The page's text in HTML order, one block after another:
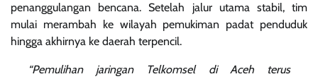
penanggulangan bencana. Setelah jalur utama stabil, tim
mulai merambah ke wilayah pemukiman padat penduduk
hingga akhirnya ke daerah terpencil.
“Pemulihan jaringan Telkomsel di Aceh terus